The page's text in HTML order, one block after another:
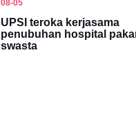
08-05
UPSI teroka kerjasama
penubuhan hospital
swasta